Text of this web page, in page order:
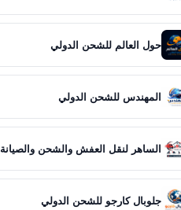
حول العالم للشحن الدولي
المهندس للشحن الدولي
الساهر لنقل العفش والشحن والصيانة
جلوبال كارجو للشحن الدولي